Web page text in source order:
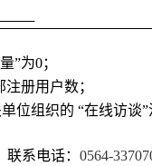
”为0；
册用户数；
组织的 “在线访谈”
联系电话： 0564-